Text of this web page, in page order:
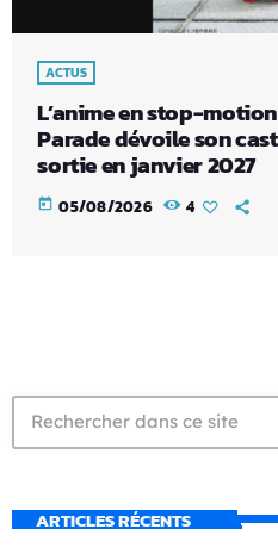
ACTUS
L’anime en stop-
Parade dévoile son
sortie en janvier 2027
today 05/08/2026 4
ARTICLES RÉCENTS